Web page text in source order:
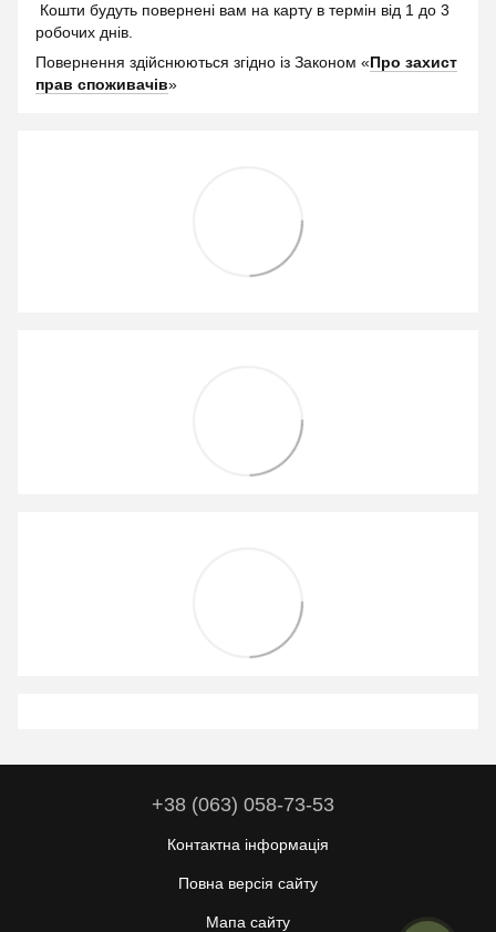
Кошти будуть повернені вам на карту в термін від 1 до 3
робочих днів.
Повернення здійснюються згідно із Законом «Про захист
прав споживачів»
+38 (063) 058-73-53
Контактна інформація
Повна версія сайту
Мапа сайту